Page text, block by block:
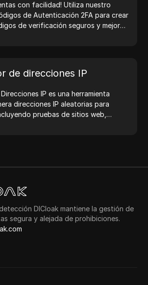
con facilidad! Utiliza nuestro
de Autenticación 2FA para crear
de verificación seguros y mejorar
de direcciones IP
IP es una herramienta
direcciones IP aleatorias para
pruebas de sitios web,
de privacidad y más.
direcciones IP ahora!
DICloak mantiene la gestión de
segura y alejada de prohibiciones.